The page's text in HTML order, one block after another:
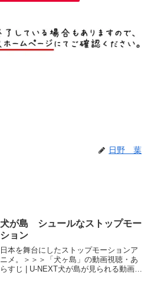
日野 葉
犬が島 シュールなストップモー
ション
日本を舞台にしたストップモーションア
ニメ。＞＞＞「犬ヶ島」の動画視聴・あ
らすじ | U-NEXT犬が島が見られる動画サ